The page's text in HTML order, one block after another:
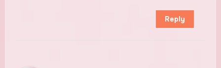
Reply